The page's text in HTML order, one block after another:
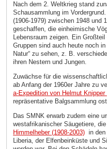
Nach dem 2. Weltkrieg stand
Schausammlung im
(1906-1979) zwischen 1948 und
geschaffen, die einheimische
Lebensraum zeigen. Ein
Gruppen sind auch heute noch
Natur“ zu sehen, z. B.
ihren Nestern und Jungen.
Zuwächse für die
ab Anfang der 1960er Jahre zu
a-Expedition von Helmut Knipper
repräsentative Balgsammlung
Das SMNK erwarb zudem eine
westafrikanischer Säugetiere,
Himmelheber (1908-2003)in den
Liberia, der Elfenbeinküste und